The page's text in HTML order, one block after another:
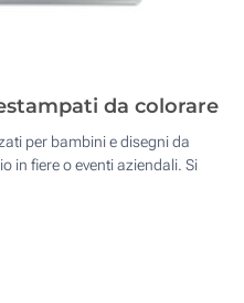
da colorare
per bambini e disegni da
in fiere o eventi aziendali. Si